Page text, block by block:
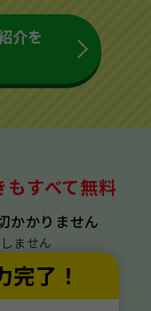
介を
すべて無料
かかりません
ません
完了！